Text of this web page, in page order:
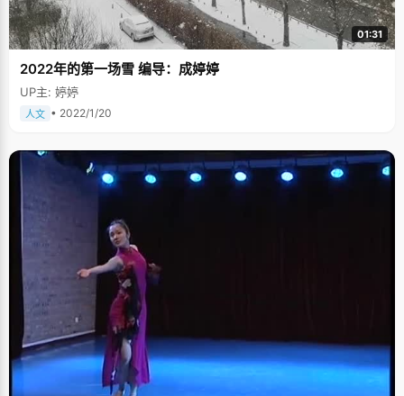
01:31
2022年的第一场雪 编导：成婷婷
UP主: 婷婷
人文 • 2022/1/20